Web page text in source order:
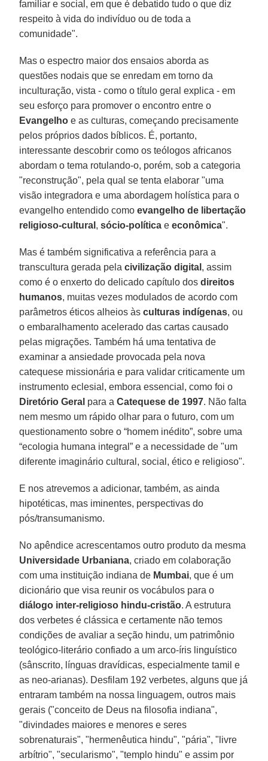
familiar e social, em que é debatido tudo o que diz
respeito à vida do indivíduo ou de toda a
comunidade".
Mas o espectro maior dos ensaios aborda as
questões nodais que se enredam em torno da
inculturação, vista - como o título geral explica - em
seu esforço para promover o encontro entre o
Evangelho e as culturas, começando precisamente
pelos próprios dados bíblicos. É, portanto,
interessante descobrir como os teólogos africanos
abordam o tema rotulando-o, porém, sob a categoria
"reconstrução", pela qual se tenta elaborar "uma
visão integradora e uma abordagem holística para o
evangelho entendido comoevangelho de libertação
religioso-cultural ,sócio-política eeconômica".
Mas é também significativa a referência para a
transcultura gerada pelacivilização digital , assim
como é o enxerto do delicado capítulo dosdireitos
humanos, muitas vezes modulados de acordo com
parâmetros éticos alheios àsculturas indígenas, ou
o embaralhamento acelerado das cartas causado
pelas migrações. Também há uma tentativa de
examinar a ansiedade provocada pela nova
catequese missionária e para validar criticamente um
instrumento eclesial, embora essencial, como foi o
Diretório Geral para aCatequese de 1997. Não falta
nem mesmo um rápido olhar para o futuro, com um
questionamento sobre o “homem inédito”, sobre uma
“ecologia humana integral” e a necessidade de "um
diferente imaginário cultural, social, ético e religioso".
E nos atrevemos a adicionar, também, as ainda
hipotéticas, mas iminentes, perspectivas do
pós/transumanismo.
No apêndice acrescentamos outro produto da mesma
Universidade Urbaniana, criado em colaboração
com uma instituição indiana de Mumbai, que é um
dicionário que visa reunir os vocábulos para o
diálogo inter-religioso hindu-cristão. A estrutura
dos verbetes é clássica e certamente não temos
condições de avaliar a seção hindu, um patrimônio
teológico-literário confiado a um arco-íris linguístico
(sânscrito, línguas dravídicas, especialmente tamil e
as neo-arianas). Desfilam 192 verbetes, alguns que já
entraram também na nossa linguagem, outros mais
gerais ("conceito de Deus na filosofia indiana",
"divindades maiores e menores e seres
sobrenaturais", "hermenêutica hindu", "pária", "livre
arbítrio", "secularismo", "templo hindu" e assim por